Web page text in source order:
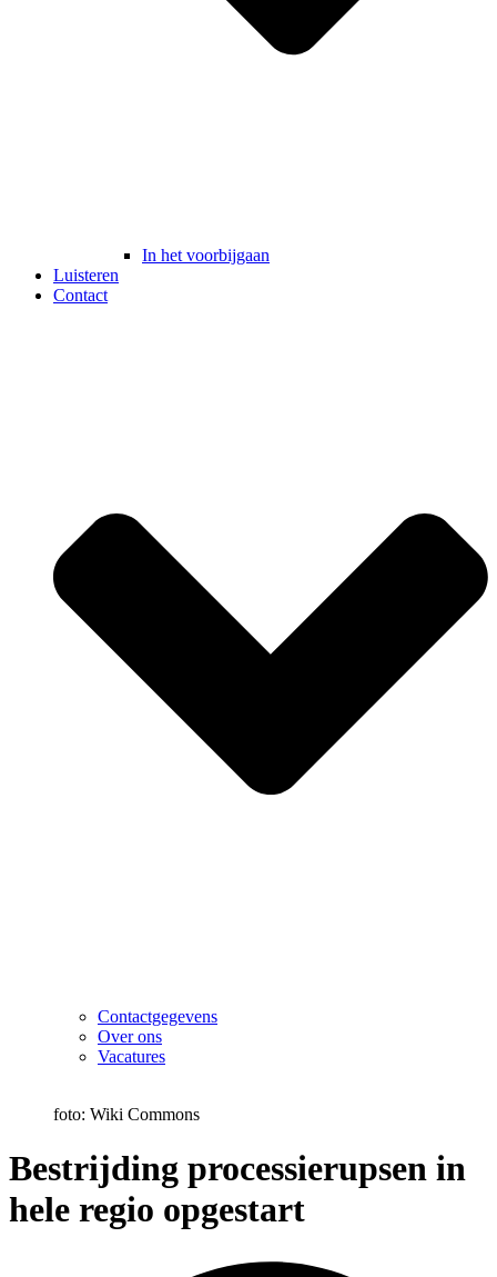
In het voorbijgaan
Luisteren
Contact
Contactgegevens
Over ons
Vacatures
foto: Wiki Commons
Bestrijding processierupsen in
hele regio opgestart